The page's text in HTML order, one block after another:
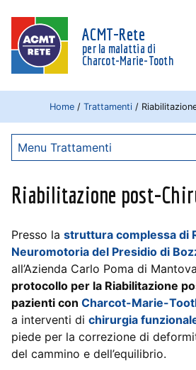
ACMT-Rete
per la malattia di
Charcot-Marie-Tooth
Home/ Trattamenti/
Menu Trattamenti
Riabilitazione post-
Presso la struttura complessa di
Neuromotoria del Presidio di
all’Azienda Carlo Poma di
protocollo per la Riabilitazione
pazienti con Charcot-Marie-
a interventi di chirurgia
piede per la correzione di
del cammino e dell’equilibrio.